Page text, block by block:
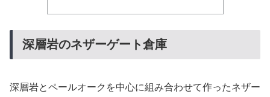
深層岩のネザーゲート倉庫
深層岩とペールオークを中心に組み合わせて作ったネザー